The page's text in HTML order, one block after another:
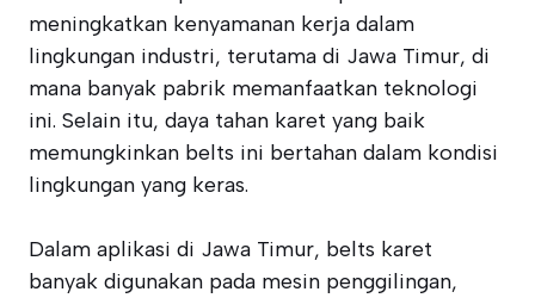
meningkatkan kenyamanan kerja dalam
lingkungan industri, terutama di Jawa Timur, di
mana banyak pabrik memanfaatkan teknologi
ini. Selain itu, daya tahan karet yang baik
memungkinkan belts ini bertahan dalam kondisi
lingkungan yang keras.
Dalam aplikasi di Jawa Timur, belts karet
banyak digunakan pada mesin penggilingan,